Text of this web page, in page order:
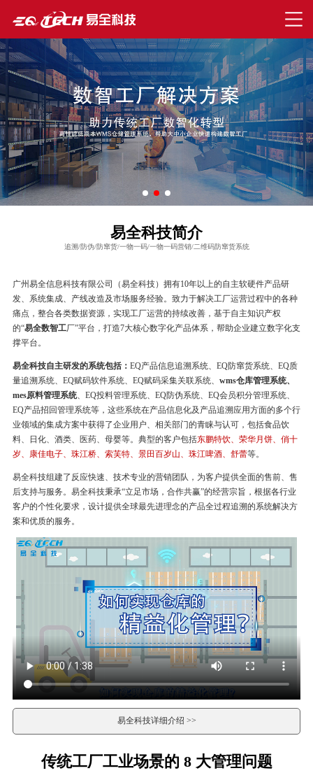
易全科技简介
追溯/防伪/防窜货/一物一码/一物一码营销/二维码防窜货系统
广州易全信息科技有限公司（易全科技）拥有10年以上的自主软硬件产品研
发、系统集成、产线改造及市场服务经验。致力于解决工厂运营过程中的各种
痛点，整合各类数据资源，实现工厂运营的持续改善，基于自主知识产权
的“易全数智工厂”平台，打造7大核心数字化产品体系，帮助企业建立数字化支
撑平台。
易全科技自主研发的系统包括： EQ产品信息追溯系统、EQ防窜货系统、EQ质
量追溯系统、EQ赋码软件系统、EQ赋码采集关联系统、 wms仓库管理系统、
mes原料管理系统、EQ投料管理系统、EQ防伪系统、EQ会员积分管理系统、
EQ产品招回管理系统等，这些系统在产品信息化及产品追溯应用方面的多个行
业领域的集成方案中获得了企业用户、相关部门的青睐与认可，包括食品饮
料、日化、酒类、医药、母婴等。典型的客户包括东鹏特饮、荣华月饼、俏十
岁、康佳电子、珠江桥、索芙特、景田百岁山、珠江啤酒、舒蕾等。
易全科技组建了反应快速、技术专业的营销团队，为客户提供全面的售前、售
后支持与服务。易全科技秉承“立足市场，合作共赢”的经营宗旨，根据各行业
客户的个性化要求，设计提供全球最先进理念的产品全过程追溯的系统解决方
案和优质的服务。
易全科技详细介绍 >>
传统工厂工业场景的 8 大管理问题